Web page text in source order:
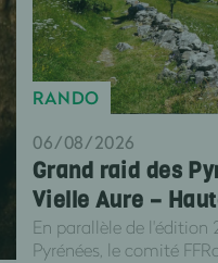
RANDO
06/08/2026
Grand raid des
Vielle Aure –
En parallèle de l'édition
Pyrénées, le comité